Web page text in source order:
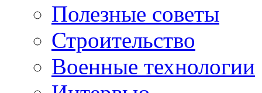
Полезные советы
Строительство
Военные технологии